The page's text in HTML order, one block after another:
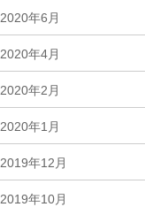
2020年6月
2020年4月
2020年2月
2020年1月
2019年12月
2019年10月